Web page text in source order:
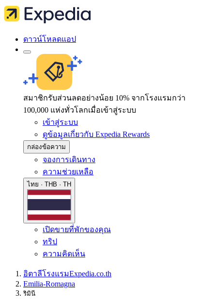
ดาวน์โหลดแอป
สมาชิกรับส่วนลดอย่างน้อย 10% จากโรงแรมกว่า
100,000 แห่งทั่วโลกเมื่อเข้าสู่ระบบ
เข้าสู่ระบบ
ดูข้อมูลเกี่ยวกับ Expedia Rewards
กล่องข้อความ
จองการเดินทาง
ความช่วยเหลือ
ไทย · THB · TH
เปิดขายที่พักของคุณ
ทริป
ความคิดเห็น
อิตาลีโรงแรมExpedia.co.th
Emilia-Romagna
ริมินี